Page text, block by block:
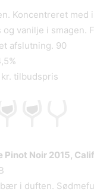
Koncentreret med
vanilje i smagen.
afslutning. 90
tilbudspris
Pinot Noir 2015,
i duften.